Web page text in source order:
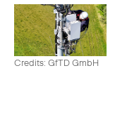
Credits: GfTD GmbH